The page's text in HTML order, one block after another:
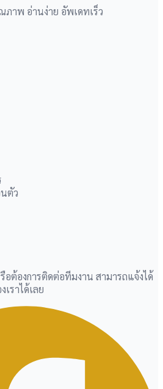
าพ อ่านง่าย อัพเดทเร็ว
ตัว
ต้องการติดต่อทีมงาน สามารถแจ้งได้
ราได้เลย